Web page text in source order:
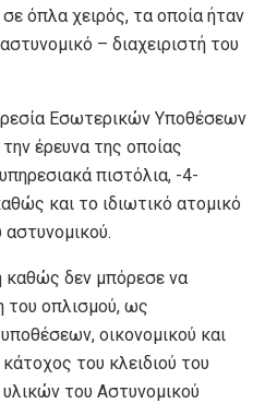
όπλα χειρός, τα οποία ήταν
– διαχειριστή του
Εσωτερικών Υποθέσεων
έρευνα της οποίας
πιστόλια, -4-
και το ιδιωτικό ατομικό
καθώς δεν μπόρεσε να
του οπλισμού, ως
οικονομικού και
του κλειδιού του
του Αστυνομικού